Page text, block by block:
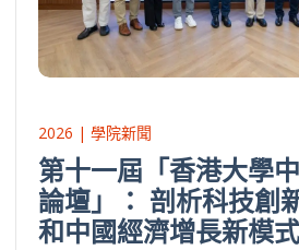
2026 | 學院新聞
第十一屆「香港大學
論壇」： 剖析科技創
和中國經濟增長新模式